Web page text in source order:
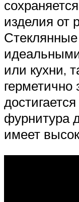
изделия от
или кухни,
герметично
фурнитура
имеет